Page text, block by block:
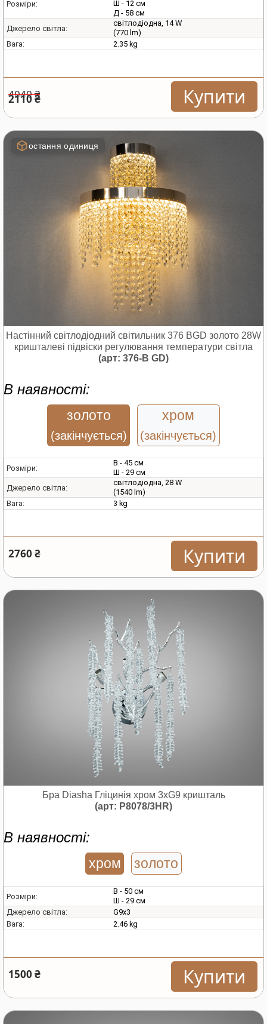
Розміри:
Ш - 12 см
Д - 58 см
Джерело світла:
світлодіодна, 14 W
(770 lm)
Вага:
2.35 kg
4040 ₴
2110 ₴ Купити
остання одиниця
Настінний світлодіодний світильник 376 BGD золото 28W
кришталеві підвіски регулювання температури світла
(арт: 376-B GD)
В наявності:
золото
(закінчується)
хром
(закінчується)
Розміри:
В - 45 см
Ш - 29 см
Джерело світла:
світлодіодна, 28 W
(1540 lm)
Вага:
3 kg
2760 ₴ Купити
Бра Diasha Гліцинія хром 3xG9 кришталь
(арт: P8078/3HR)
В наявності:
хром золото
Розміри:
В - 50 см
Ш - 29 см
Джерело світла:
G9х3
Вага:
2.46 kg
1500 ₴ Купити